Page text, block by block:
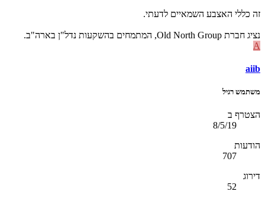
זה כללי האצבע השמאיים לדעתי.
נציג חברת Old North Group, המתמחים בהשקעות נדל"ן בארה"ב.
A
aiib
משתמש רגיל
הצטרף ב
8/5/19
הודעות
707
דירוג
52